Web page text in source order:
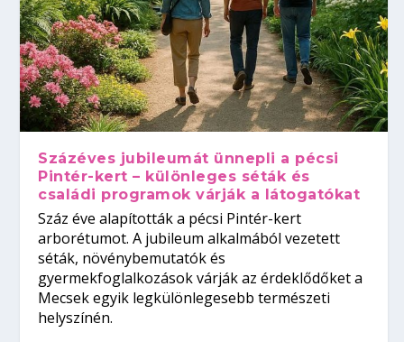
Százéves jubileumát ünnepli a pécsi
Pintér-kert – különleges séták és
családi programok várják a látogatókat
Száz éve alapították a pécsi Pintér-kert
arborétumot. A jubileum alkalmából vezetett
séták, növénybemutatók és
gyermekfoglalkozások várják az érdeklődőket a
Mecsek egyik legkülönlegesebb természeti
helyszínén.